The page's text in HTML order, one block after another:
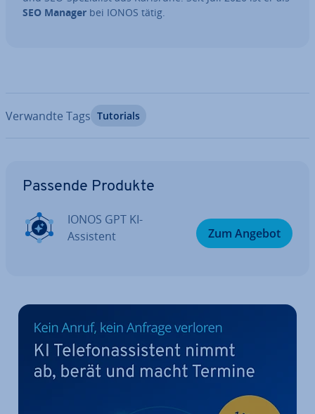
SEO Manager bei IONOS tätig.
Verwandte Tags Tutorials
Passende Produkte
IONOS GPT KI-
Assistent
Zum Angebot